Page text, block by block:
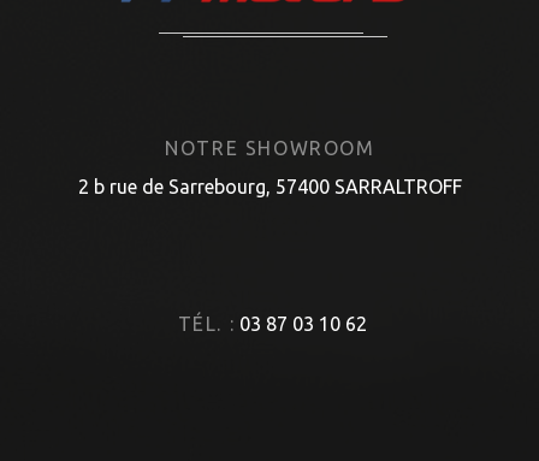
NOTRE SHOWROOM
2 b rue de Sarrebourg, 57400 SARRALTROFF
TÉL. : 03 87 03 10 62